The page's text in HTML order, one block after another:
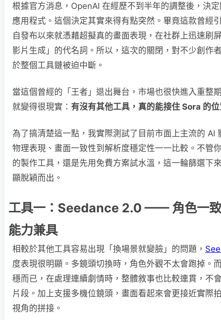
根據官方消息，OpenAI 在經歷不到半年的調整後，決
應用程式。這個決定其實來得有點突然。畢竟這款曾經
自發布以來就憑藉超擬真的畫面表現，在社群上迅速刷
影片生成」的代名詞。所以，這次的關閉，對不少創作
於整個工具鏈被迫中斷。
當這個曾經的「王者」退出舞台，市場也很快進入重整
就變得很現實： 有沒有其他工具，真的能接住 Sora 的
為了搞清楚這一點，我實際測試了目前市面上主流的 AI
物理表現、畫面一致性到解析度穩定性一一比較。不管
的製作工具，還是先用免費方案試水溫，這一輪篩選下
顯脫穎而出。
工具一：Seedance 2.0 —— 角色一
能力兼具
相較於其他工具容易出現「換場景就變臉」的問題，
度表現很明顯。多鏡頭切換時，角色外觀不太會跑掉。
穩而已，在處理連續劇情時，整體敘事也比較連貫，不
片段。加上支援多機位鏡頭，畫面看起來會更接近實際
視角的拼接。